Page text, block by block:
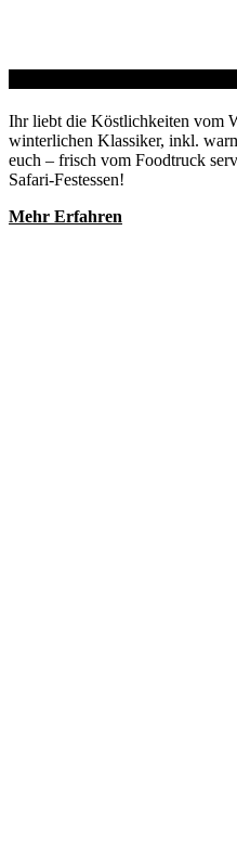
Ihr liebt die Köstlichkeiten vom
winterlichen Klassiker, inkl.
euch – frisch vom Foodtruck
Safari-Festessen!
Mehr Erfahren